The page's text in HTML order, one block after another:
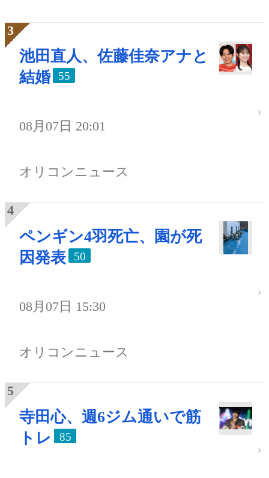
池田直人、佐藤佳奈アナと
結婚
55
08月07日 20:01
オリコンニュース
ペンギン4羽死亡、園が死
因発表
50
08月07日 15:30
オリコンニュース
寺田心、週6ジム通いで筋
トレ
85